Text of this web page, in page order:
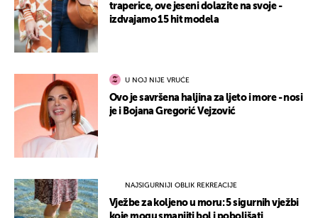
traperice, ove jeseni dolazite na svoje -
izdvajamo 15 hit modela
U NOJ NIJE VRUĆE
Ovo je savršena haljina za ljeto i more - nosi
je i Bojana Gregorić Vejzović
NAJSIGURNIJI OBLIK REKREACIJE
Vježbe za koljeno u moru: 5 sigurnih vježbi